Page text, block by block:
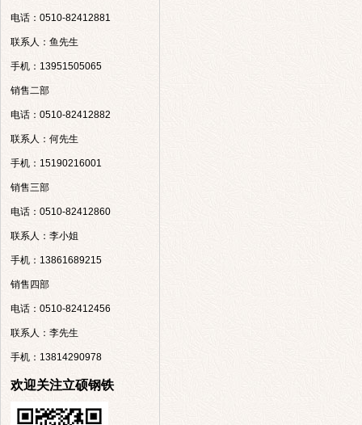
电话：0510-82412881
联系人：鱼先生
手机：13951505065
销售二部
电话：0510-82412882
联系人：何先生
手机：15190216001
销售三部
电话：0510-82412860
联系人：李小姐
手机：13861689215
销售四部
电话：0510-82412456
联系人：李先生
手机：13814290978
欢迎关注立硕钢铁